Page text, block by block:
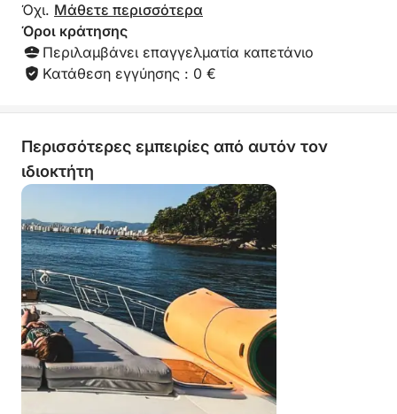
Όχι. Μάθετε περισσότερα
Όροι κράτησης
Περιλαμβάνει επαγγελματία καπετάνιο
Κατάθεση εγγύησης : 0 €
Περισσότερες εμπειρίες από αυτόν τον
ιδιοκτήτη